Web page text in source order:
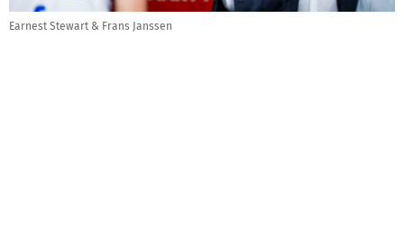
Earnest Stewart & Frans Janssen